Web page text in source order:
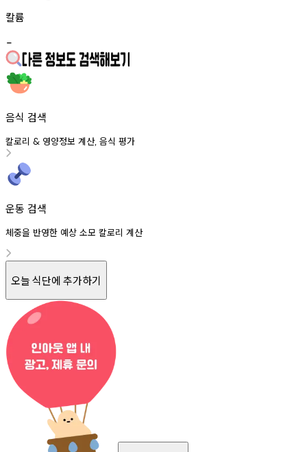
칼륨
-
음식 검색
칼로리 & 영양정보 계산, 음식 평가
운동 검색
체중을 반영한 예상 소모 칼로리 계산
오늘 식단에 추가하기